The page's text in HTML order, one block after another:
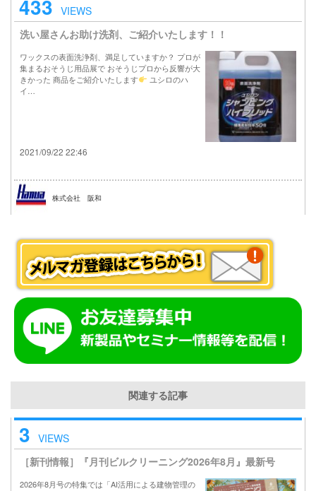
433 VIEWS
洗い屋さんお助け洗剤、ご紹介いたします！！
ワックスの表面洗浄剤、満足していますか？ プロが
集まるおそうじ用品展で おそうじプロから反響が大
きかった 商品をご紹介いたします
ユシロのハ
イ…
2021/09/22 22:46
株式会社 阪和
関連する記事
3 VIEWS
［新刊情報］『月刊ビルクリーニング2026年8月』最新号
2026年8月号の特集では「AI活用による建物管理の